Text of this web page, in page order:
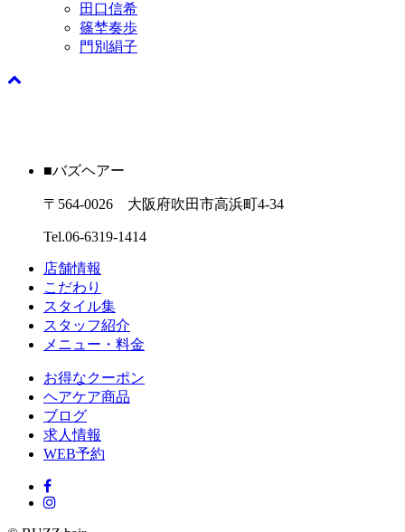
田口信希
篠埜奏歩
門別絹子
■バズヘアー
〒564-0026 大阪府吹田市高浜町4-34
Tel.06-6319-1414
店舗情報
こだわり
スタイル集
スタッフ紹介
メニュー・料金
お得なクーポン
ヘアケア商品
ブログ
求人情報
WEB予約